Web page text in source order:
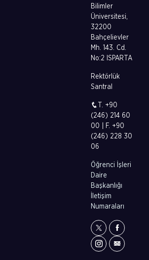
Bilimler
Üniversitesi,
32200
Bahçelievler
Mh. 143. Cd.
No:2 ISPARTA
Rektörlük
Santral
T. +90
(246) 214 60
00 | F. +90
(246) 228 30
06
Öğrenci İşleri
Daire
Başkanlığı
İletişim
Numaraları